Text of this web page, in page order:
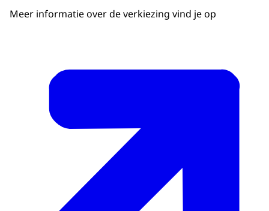
Meer informatie over de verkiezing vind je op